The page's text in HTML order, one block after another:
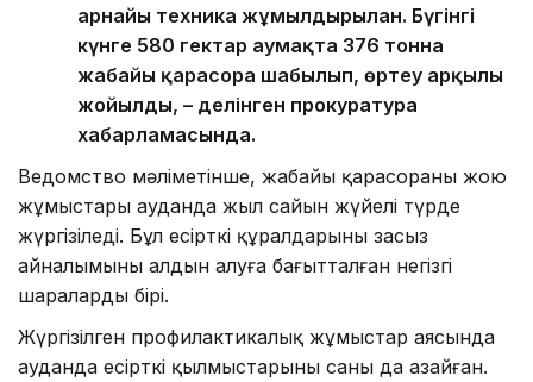
арнайы техника жұмылдырылған. Бүгінгі
күнге 580 гектар аумақта 376 тонна
жабайы қарасора шабылып, өртеу арқылы
жойылды, – делінген прокуратура
хабарламасында.
Ведомство мәліметінше, жабайы қарасораны жою
жұмыстары ауданда жыл сайын жүйелі түрде
жүргізіледі. Бұл есірткі құралдарының заңсыз
айналымының алдын алуға бағытталған негізгі
шаралардың бірі.
Жүргізілген профилактикалық жұмыстар аясында
ауданда есірткі қылмыстарының саны да азайған.